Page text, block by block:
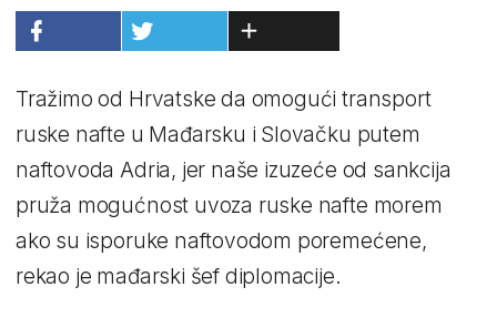
Tražimo od Hrvatske da omogući transport
ruske nafte u Mađarsku i Slovačku putem
naftovoda Adria, jer naše izuzeće od sankcija
pruža mogućnost uvoza ruske nafte morem
ako su isporuke naftovodom poremećene,
rekao je mađarski šef diplomacije.